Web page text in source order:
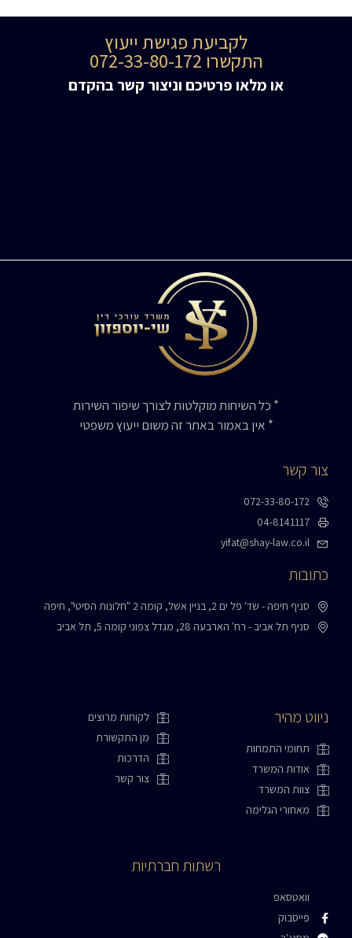
לקביעת פגישת ייעוץ
התקשרו 072-33-80-172
או מלאו פרטיכם וניצור קשר בהקדם
* כל השיחות מוקלטות לצורך שיפור השירות
* אין באמור באתר זה משום ייעוץ משפטי
צור קשר
072-33-80-172
04-8141117
yifat@shay-law.co.il
כתובות
סניף חיפה - שד' פל ים 2, בניין אשל, קומה 2 "חלונות הסיטי", חיפה
סניף תל אביב - רח' הארבעה 28, מגדל צפוני קומה 5, תל אביב
ניווט מהיר
תחומי התמחות
אודות המשרד
צוות המשרד
מאחורי הגלימה
לקוחות מרוצים
מן התקשורת
הדרכות
צור קשר
רשתות חברתיות
וואטסאפ
פייסבוק